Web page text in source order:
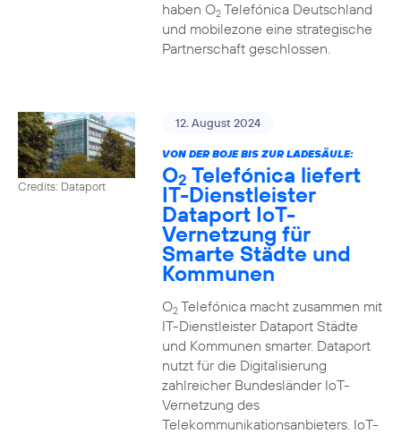
haben O2Telefónica Deutschland
und mobilezone eine strategische
Partnerschaft geschlossen.
Credits: Dataport
12. August 2024
VON DER BOJE BIS ZUR LADESÄULE:
O2 Telefónica liefert
IT-Dienstleister
Dataport IoT-
Vernetzung für
Smarte Städte und
Kommunen
O2Telefónica macht zusammen mit
IT-Dienstleister Dataport Städte
und Kommunen smarter. Dataport
nutzt für die Digitalisierung
zahlreicher Bundesländer IoT-
Vernetzung des
Telekommunikationsanbieters. IoT-